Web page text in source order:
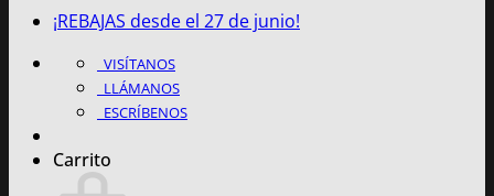
¡REBAJAS desde el 27 de junio!
VISÍTANOS
LLÁMANOS
ESCRÍBENOS
Carrito